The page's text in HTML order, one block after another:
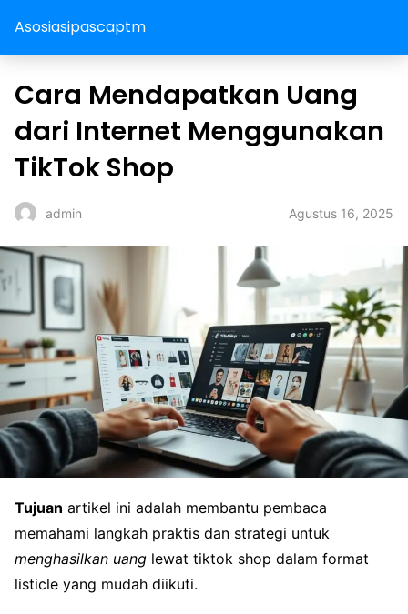
Asosiasipascaptm
Cara Mendapatkan Uang
dari Internet Menggunakan
TikTok Shop
admin Agustus 16, 2025
Tujuan artikel ini adalah membantu pembaca
memahami langkah praktis dan strategi untuk
menghasilkan uang lewat tiktok shop dalam format
listicle yang mudah diikuti.